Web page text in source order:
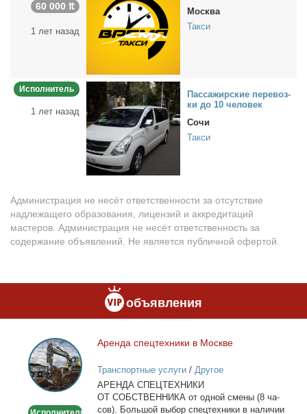
60 000 ₶
1 лет назад
Москва
Такси
Исполнитель
1 лет назад
Пас­са­жир­ские пе­ре­воз­
ки до 10 че­ло­век
Сочи
Такси
Администрация не несёт ответственности за отсутствие
надлежащего образования, лицензий и аккредитаций
мастеров. Администрация не несёт ответственность за
содержание объявлений. Не является публичной офертой.
объявления
Аренда
спецтехники
в
Москве
Арен­да спец­тех­ни­ки в Москве
Транспортные услуги/ Другое
АРЕНДА СПЕЦТЕХНИКИ
ОТ СОБСТВЕННИКА от од­ной сме­ны (8 ча­
сов). Боль­шой вы­бор спец­тех­ни­ки в на­ли­чии